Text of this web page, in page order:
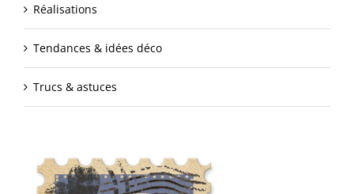
Réalisations
Tendances & idées déco
Trucs & astuces